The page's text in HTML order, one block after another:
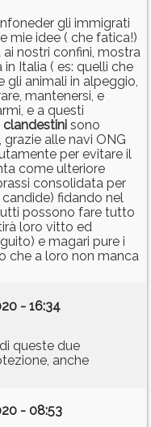
gli immigrati
mie idee ( che fatica!)
nostri confini, mostra
Italia ( es: quelli che
gli animali in alpeggio,
mantenersi, e
e a questi
clandestini sono
alle navi ONG
per evitare il
come ulteriore
consolidata per
fidando nel
possono fare tutto
loro vitto ed
e magari pure i
che a loro non manca
- 16:34
queste due
anche
- 08:53